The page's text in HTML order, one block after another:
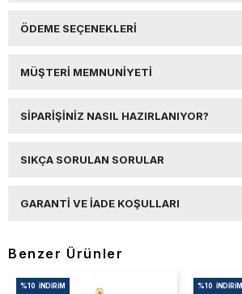
ÖDEME SEÇENEKLERI
MÜŞTERI MEMNUNIYETI
SIPARIŞINIZ NASIL HAZIRLANIYOR?
SIKÇA SORULAN SORULAR
GARANTI VE İADE KOŞULLARI
Benzer Ürünler
%10 İNDIRIM %10 İNDIRIM